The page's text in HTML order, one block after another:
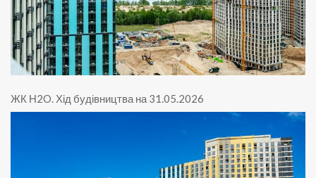
ЖК Н2O. Хід будівництва на 31.05.2026